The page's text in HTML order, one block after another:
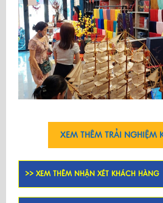
XEM THÊM TRẢI NGHIỆM
>> XEM THÊM NHẬN XÉT KHÁCH HÀNG